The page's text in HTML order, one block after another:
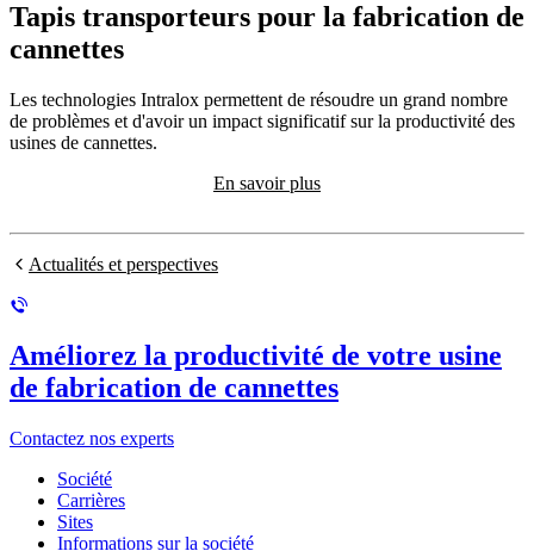
Tapis transporteurs pour la fabrication de
cannettes
Les technologies Intralox permettent de résoudre un grand nombre
de problèmes et d'avoir un impact significatif sur la productivité des
usines de cannettes.
En savoir plus
Actualités et perspectives
Améliorez la productivité de votre usine
de fabrication de cannettes
Contactez nos experts
Société
Carrières
Sites
Informations sur la société